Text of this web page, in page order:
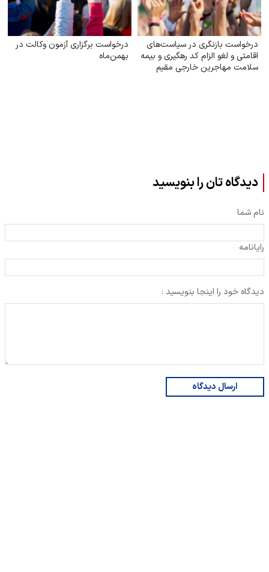
درخواست بازنگری در سیاست‌های
اقامتی و لغو الزام کد رهگیری و بیمه
سلامت مهاجرین خارجی مقیم
درخواست برگزاری آزمون وکالت در
بهمن‌ماه
دیدگاه تان را بنویسید
نام شما
رایانامه
دیدگاه خود را اینجا بنویسید :
ارسال دیدگاه